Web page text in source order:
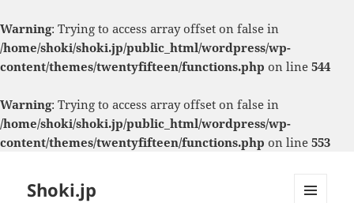
Warning: Trying to access array offset on false in
/home/shoki/shoki.jp/public_html/wordpress/wp-
content/themes/twentyfifteen/functions.php on line 544
Warning: Trying to access array offset on false in
/home/shoki/shoki.jp/public_html/wordpress/wp-
content/themes/twentyfifteen/functions.php on line 553
Shoki.jp